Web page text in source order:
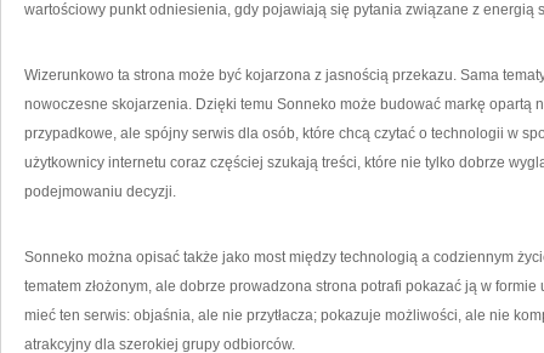
wartościowy punkt odniesienia, gdy pojawiają się pytania związane z energią
Wizerunkowo ta strona może być kojarzona z jasnością przekazu. Sama
nowoczesne skojarzenia. Dzięki temu Sonneko może budować markę opartą
przypadkowe, ale spójny serwis dla osób, które chcą czytać o technologii w
użytkownicy internetu coraz częściej szukają treści, które nie tylko dobrze
podejmowaniu decyzji.
Sonneko można opisać także jako most między technologią a codziennym
tematem złożonym, ale dobrze prowadzona strona potrafi pokazać ją w
mieć ten serwis: objaśnia, ale nie przytłacza; pokazuje możliwości, ale nie
atrakcyjny dla szerokiej grupy odbiorców.